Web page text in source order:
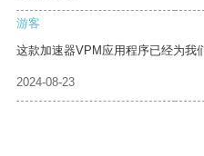
游客
这款加速器VPM应用程序已经为我
2024-08-23